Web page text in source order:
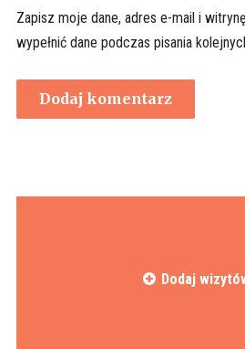
Zapisz moje dane, adres e-mail i
wypełnić dane podczas pisania
Dodaj